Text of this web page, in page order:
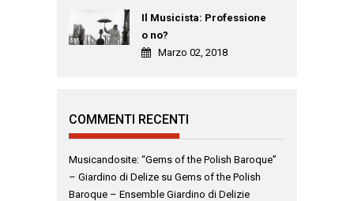
Il Musicista: Professione
o no?
Marzo 02, 2018
COMMENTI RECENTI
Musicandosite: “Gems of the Polish Baroque”
– Giardino di Delize su Gems of the Polish
Baroque – Ensemble Giardino di Delizie